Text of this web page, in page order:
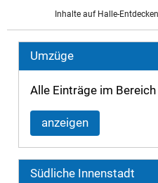
Inhalte auf Halle-
Umzüge
Alle Einträge im Bereich
anzeigen
Südliche Innenstadt